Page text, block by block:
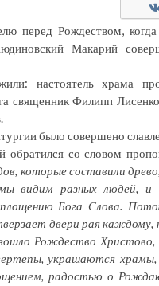
перед Рождеством,
Макарий
настоятель храма
священник Филипп
было совершено
обратился со словом
которые составили
видим разных людей, и
Бога Слова.
двери рая
Рождество
украшаются храмы,
радостью о